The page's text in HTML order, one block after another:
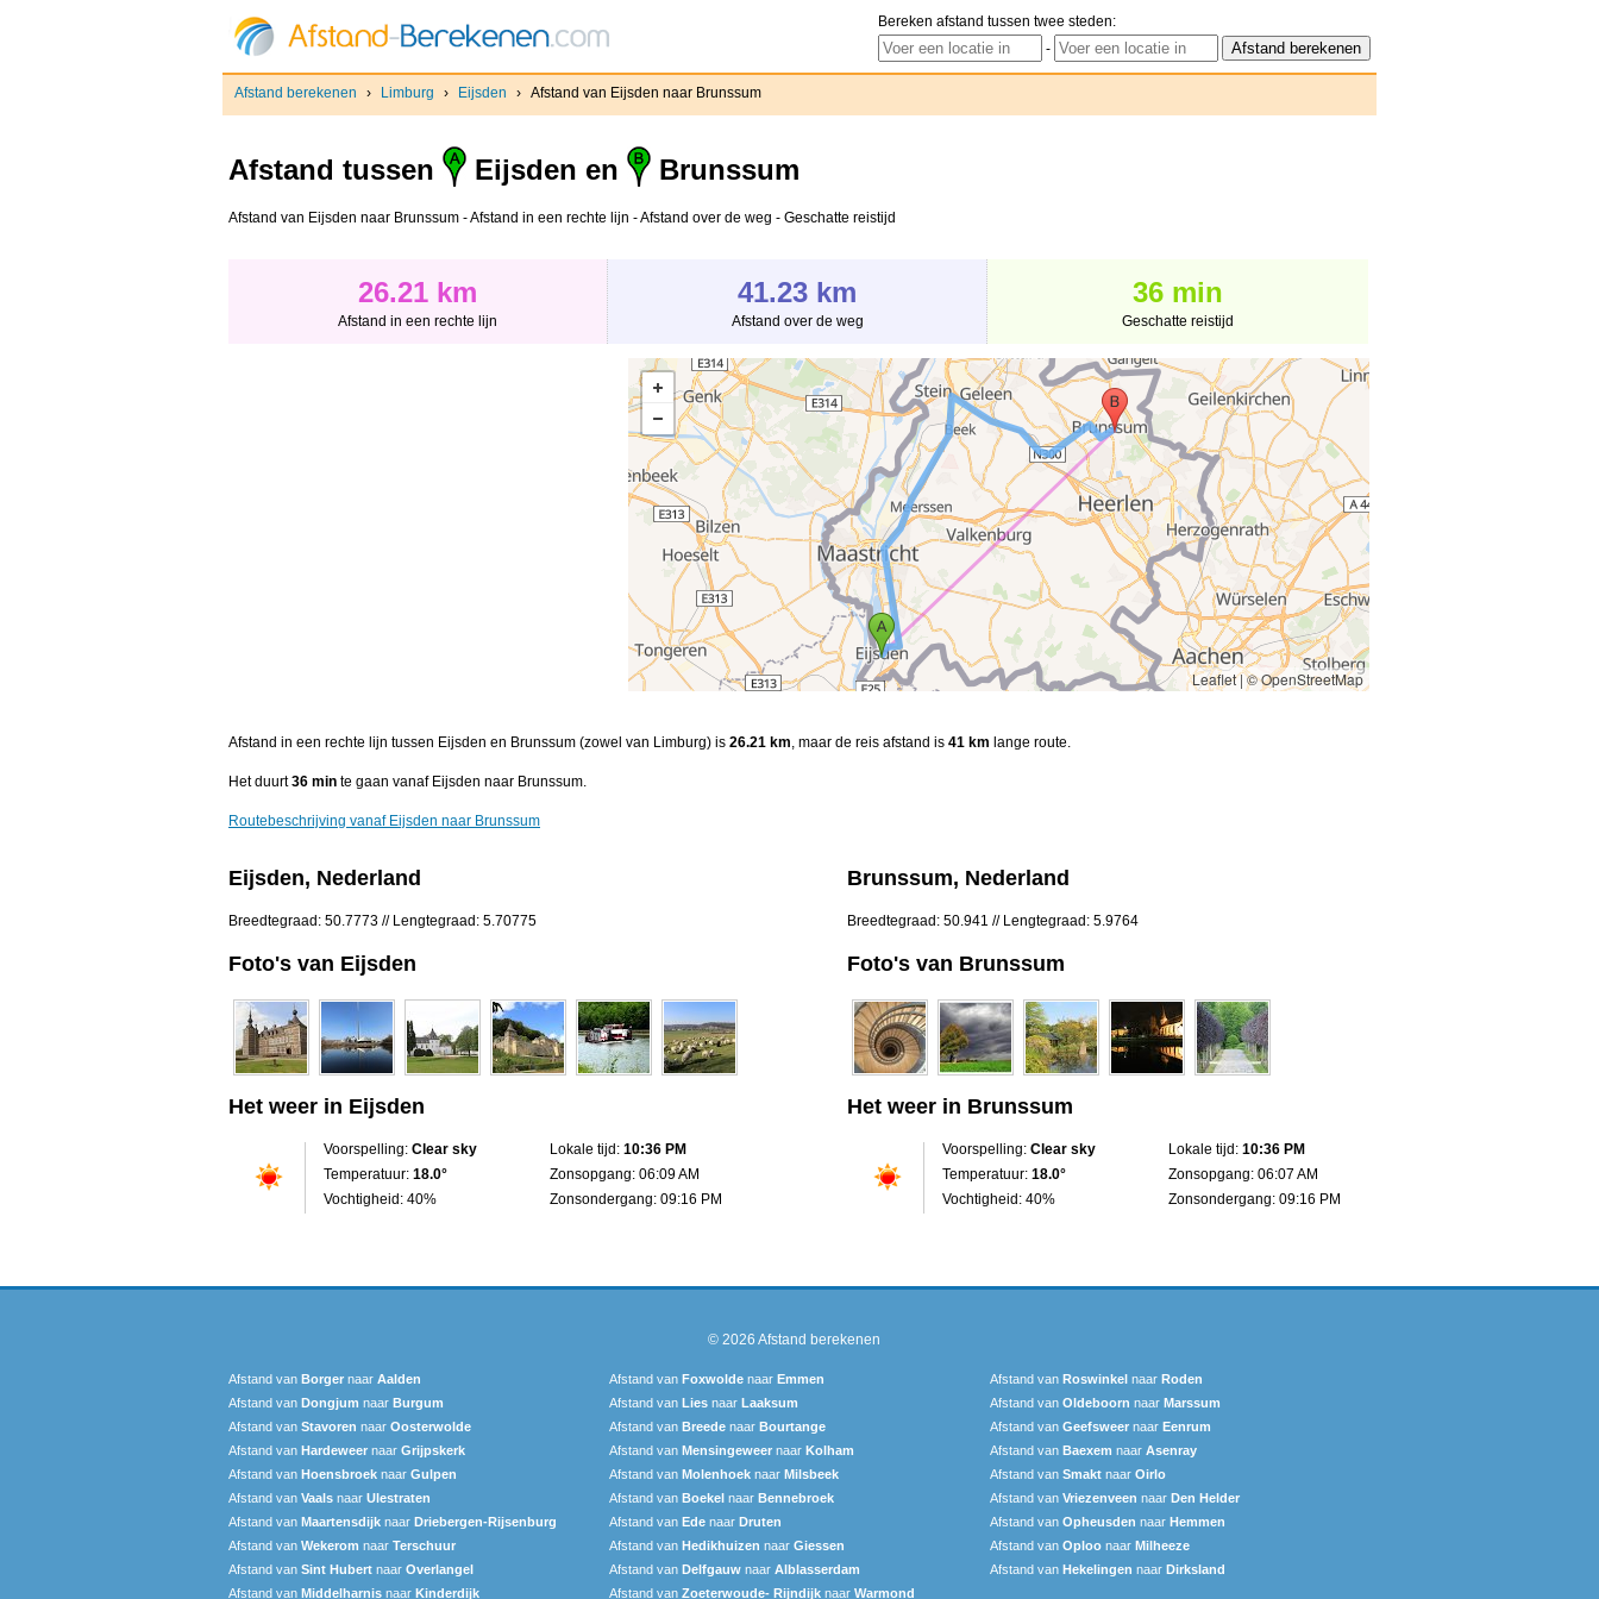
Bereken afstand tussen twee steden:
-
Afstand berekenen › Limburg › Eijsden › Afstand van Eijsden naar Brunssum
Afstand tussen Eijsden en Brunssum
Afstand van Eijsden naar Brunssum - Afstand in een rechte lijn - Afstand over de weg - Geschatte reistijd
26.21 km
Afstand in een rechte lijn
41.23 km
Afstand over de weg
36 min
Geschatte reistijd
Leaflet|© OpenStreetMap
Afstand in een rechte lijn tussen Eijsden en Brunssum (zowel van Limburg) is 26.21 km, maar de reis afstand is 41 km lange route.
Het duurt36 min te gaan vanaf Eijsden naar Brunssum.
Routebeschrijving vanaf Eijsden naar Brunssum
Eijsden, Nederland
Breedtegraad: 50.7773 // Lengtegraad: 5.70775
Foto's van Eijsden
Het weer in Eijsden
Voorspelling: Clear sky
Temperatuur: 18.0°
Vochtigheid: 40%
Lokale tijd: 10:36 PM
Zonsopgang: 06:09 AM
Zonsondergang: 09:16 PM
Brunssum, Nederland
Breedtegraad: 50.941 // Lengtegraad: 5.9764
Foto's van Brunssum
Het weer in Brunssum
Voorspelling: Clear sky
Temperatuur: 18.0°
Vochtigheid: 40%
Lokale tijd: 10:36 PM
Zonsopgang: 06:07 AM
Zonsondergang: 09:16 PM
© 2026 Afstand berekenen
Afstand van Borger naar Aalden Afstand van Foxwolde naar Emmen Afstand van Roswinkel naar Roden
Afstand van Dongjum naar Burgum Afstand van Lies naar Laaksum Afstand van Oldeboorn naar Marssum
Afstand van Stavoren naar Oosterwolde Afstand van Breede naar Bourtange Afstand van Geefsweer naar Eenrum
Afstand van Hardeweer naar Grijpskerk Afstand van Mensingeweer naar Kolham Afstand van Baexem naar Asenray
Afstand van Hoensbroek naar Gulpen Afstand van Molenhoek naar Milsbeek Afstand van Smakt naar Oirlo
Afstand van Vaals naar Ulestraten Afstand van Boekel naar Bennebroek Afstand van Vriezenveen naar Den Helder
Afstand van Maartensdijk naar Driebergen-Rijsenburg Afstand van Ede naar Druten Afstand van Opheusden naar Hemmen
Afstand van Wekerom naar Terschuur Afstand van Hedikhuizen naar Giessen Afstand van Oploo naar Milheeze
Afstand van Sint Hubert naar Overlangel Afstand van Delfgauw naar Alblasserdam Afstand van Hekelingen naar Dirksland
Afstand van Middelharnis naar Kinderdijk Afstand van Zoeterwoude- Rijndijk naar Warmond